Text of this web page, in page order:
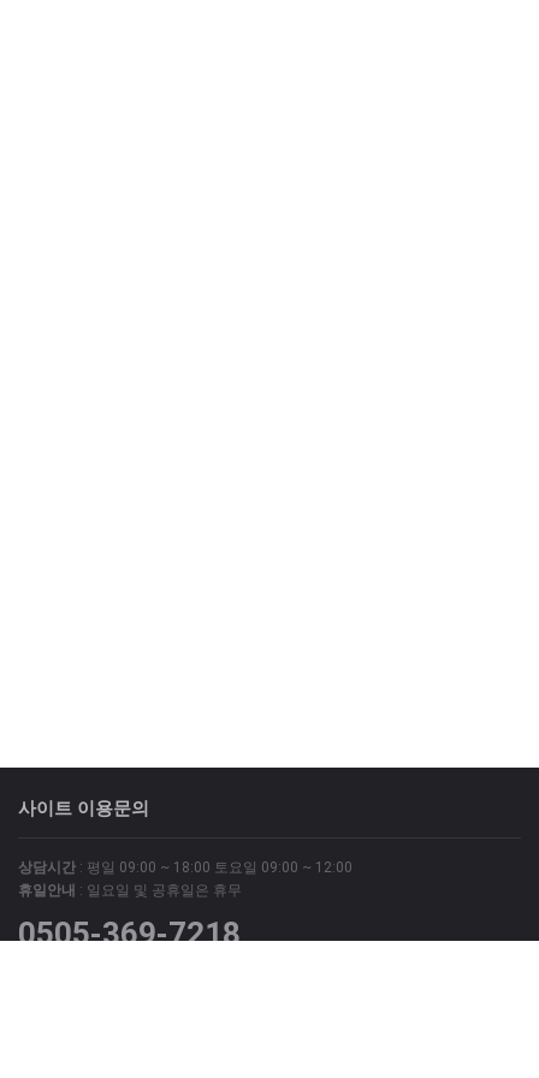
사이트 이용문의
상담시간 : 평일 09:00 ~ 18:00 토요일 09:00 ~ 12:00
휴일안내 : 일요일 및 공휴일은 휴무
0505-369-7218